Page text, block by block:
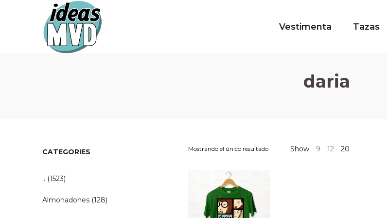
Ideas
Ideas Vestimenta Tazas
daria
Mostrando el único resultado Show 9 12 20
CATEGORIES
.. (1523)
Almohadones (128)